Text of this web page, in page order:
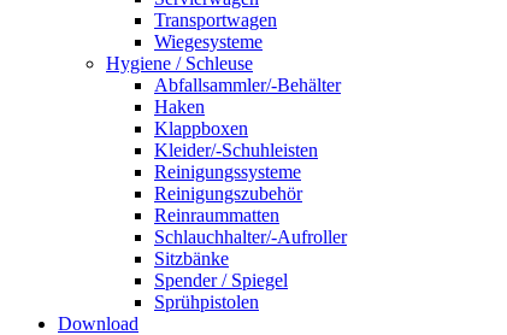
Transportwagen
Wiegesysteme
Hygiene / Schleuse
Abfallsammler/-Behälter
Haken
Klappboxen
Kleider/-Schuhleisten
Reinigungssysteme
Reinigungszubehör
Reinraummatten
Schlauchhalter/-Aufroller
Sitzbänke
Spender / Spiegel
Sprühpistolen
Download